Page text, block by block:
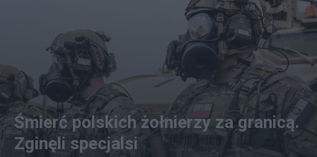
Śmierć polskich żołnierzy za granicą.
Zginęli specjalsi